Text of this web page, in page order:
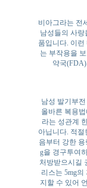
비아그라는 전
남성들의 사
품입니다. 이
는 부작용을
약국
남성 발기부
올바른 복용
라는 성관계
아닙니다. 적절
음부터 강한
g을 경구투여
처방받으시길
리스는 5mg
지할 수 있어